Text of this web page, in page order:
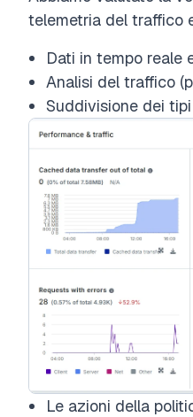
telemetria del traffico
Dati in tempo reale
Analisi del traffico
Suddivisione dei
Le azioni della